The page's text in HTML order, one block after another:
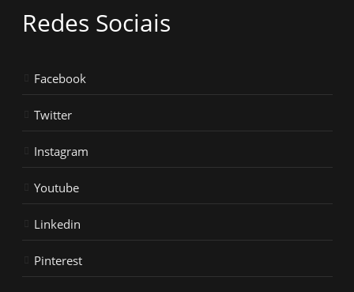
Redes Sociais
Facebook
Twitter
Instagram
Youtube
Linkedin
Pinterest